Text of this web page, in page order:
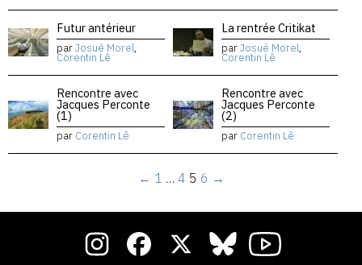
Futur antérieur
parJosué Morel,
Corentin Lê
La rentrée Critikat
parJosué Morel,
Corentin Lê
Rencontre avec
Jacques Perconte
(1)
par Corentin Lê
Rencontre avec
Jacques Perconte
(2)
par Corentin Lê
← 1 … 4 5 6 →